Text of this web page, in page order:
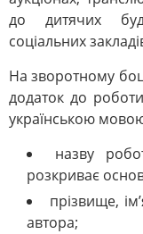
до дитячих
соціальних
На зворотному
додаток до
українською
назву
розкриває
прізвище,
автора;